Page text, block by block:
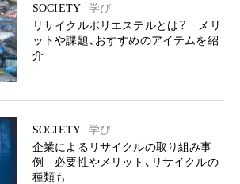
SOCIETY
学び
リサイクルポリエステルとは？ メリ
ットや課題、おすすめのアイテムを紹
介
SOCIETY
学び
企業によるリサイクルの取り組み事
例 必要性やメリット、リサイクルの
種類も